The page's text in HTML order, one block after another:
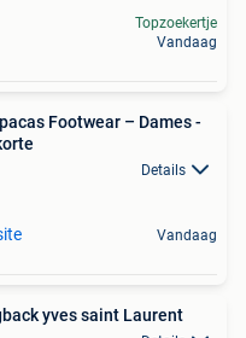
Topzoekertje
Vandaag
Footwear – Dames -
Details
Vandaag
yves saint Laurent